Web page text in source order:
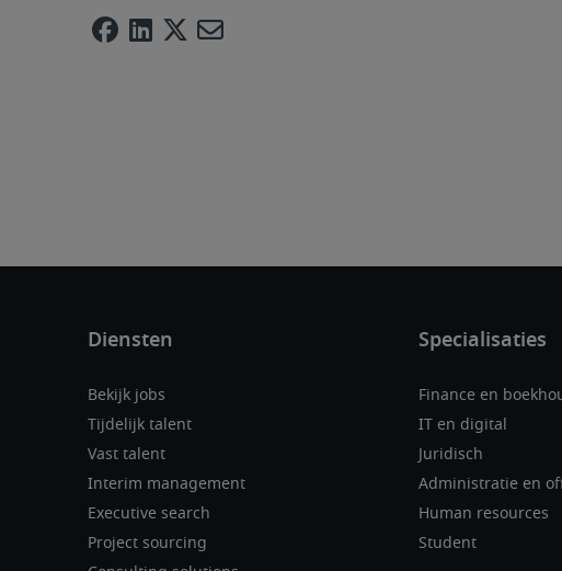
Bekijk jobs
Tijdelijk talent
Vast talent
Interim management
Executive search
Project sourcing
Finance en
IT en digital
Juridisch
Administratie en
Human resources
Student